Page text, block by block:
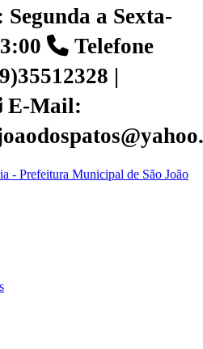
a Sexta-
Telefone
|
E-Mail:
- Prefeitura Municipal de São João